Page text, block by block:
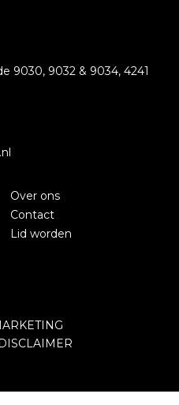
9030, 9032 & 9034, 4241
Over ons
Contact
Lid worden